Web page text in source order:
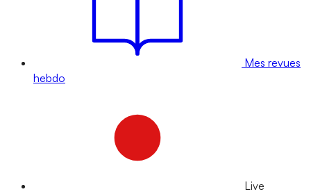
Mes revues
hebdo
Live